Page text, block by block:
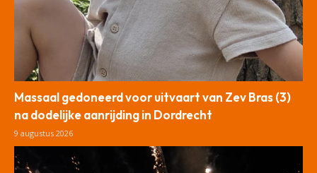
Massaal gedoneerd voor uitvaart van Zev Bras (3)
na dodelijke aanrijding in Dordrecht
9 augustus 2026